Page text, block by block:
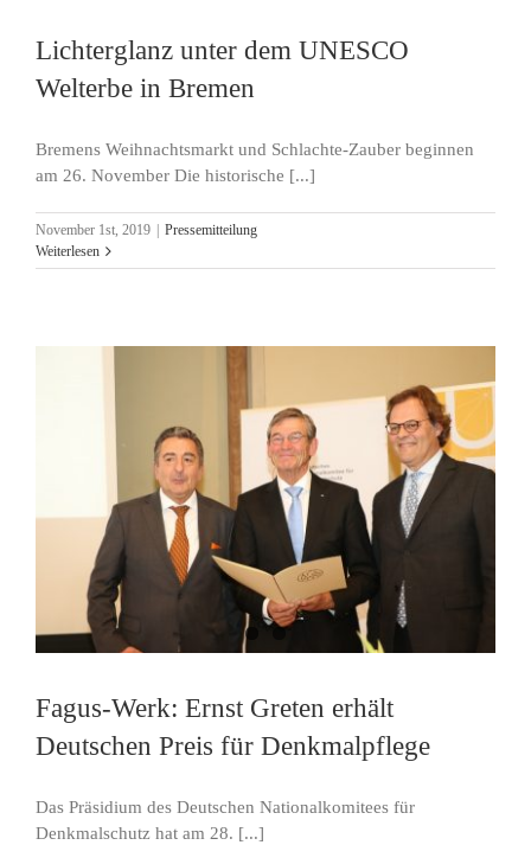
Lichterglanz unter dem UNESCO
Welterbe in Bremen
Bremens Weihnachtsmarkt und Schlachte-Zauber beginnen
am 26. November Die historische [...]
November 1st, 2019
Pressemitteilung
Weiterlesen
Fagus-Werk: Ernst Greten erhält
Deutschen Preis für Denkmalpflege
Das Präsidium des Deutschen Nationalkomitees für
Denkmalschutz hat am 28. [...]